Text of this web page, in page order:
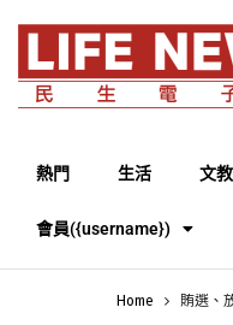
熱門 生活 文教
會員({username})
Home 賄選、